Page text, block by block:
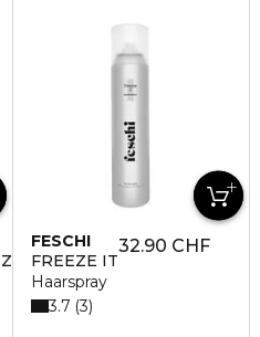
FESCHI
FREEZE IT
Haarspray
32.90 CHF
3.7 3